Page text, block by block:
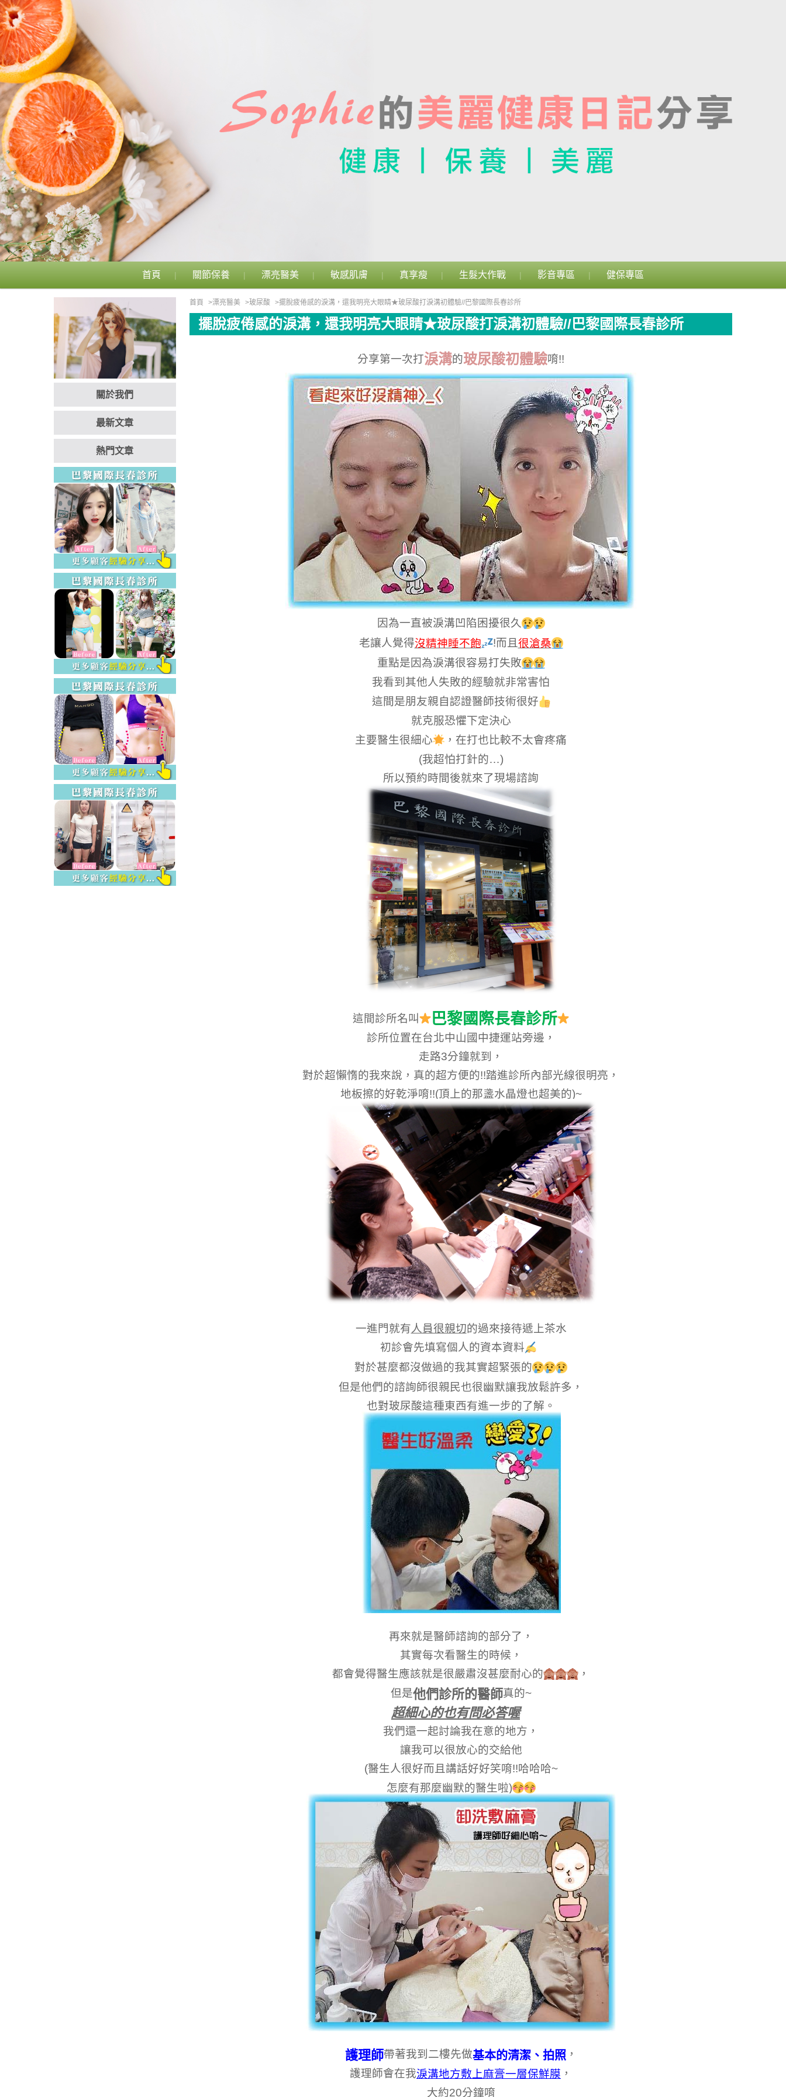
首頁 關節保養 漂亮醫美 敏感肌膚 真享瘦 生髮大作戰 影音專區 健保專區
首頁 漂亮醫美 玻尿酸 擺脫疲倦感的淚溝，還我明亮大眼睛★玻尿酸打淚溝初體驗//巴黎國際長春診所
擺脫疲倦感的淚溝，還我明亮大眼睛★玻尿酸打淚溝初體驗//巴黎國際長春診所
分享第一次打淚溝的玻尿酸初體驗唷!!
因為一直被淚溝凹陷困擾很久
老讓人覺得沒精神睡不飽 !而且很滄桑
重點是因為淚溝很容易打失敗
我看到其他人失敗的經驗就非常害怕
這間是朋友親自認證醫師技術很好
就克服恐懼下定決心
主要醫生很細心
，在打也比較不太會疼痛
(我超怕打針的…)
所以預約時間後就來了現場諮詢
這間診所名叫 巴黎國際長春診所
診所位置在台北中山國中捷運站旁邊，
走路3分鐘就到，
對於超懶惰的我來說，真的超方便的!!踏進診所內部光線很明亮，
地板擦的好乾淨唷!!(頂上的那盞水晶燈也超美的)~
一進門就有人員很親切的過來接待遞上茶水
初診會先填寫個人的資本資料
對於甚麼都沒做過的我其實超緊張的
但是他們的諮詢師很親民也很幽默讓我放鬆許多，
也對玻尿酸這種東西有進一步的了解。
再來就是醫師諮詢的部分了，
其實每次看醫生的時候，
都會覺得醫生應該就是很嚴肅沒甚麼耐心的
，
但是他們診所的醫師真的~
超細心的也有問必答喔
我們還一起討論我在意的地方，
讓我可以很放心的交給他
(醫生人很好而且講話好好笑唷!!哈哈哈~
怎麼有那麼幽默的醫生啦)
護理師帶著我到二樓先做基本的清潔、拍照，
護理師會在我淚溝地方敷上麻膏一層保鮮膜 ，
大約20分鐘唷
關於我們
最新文章
熱門文章